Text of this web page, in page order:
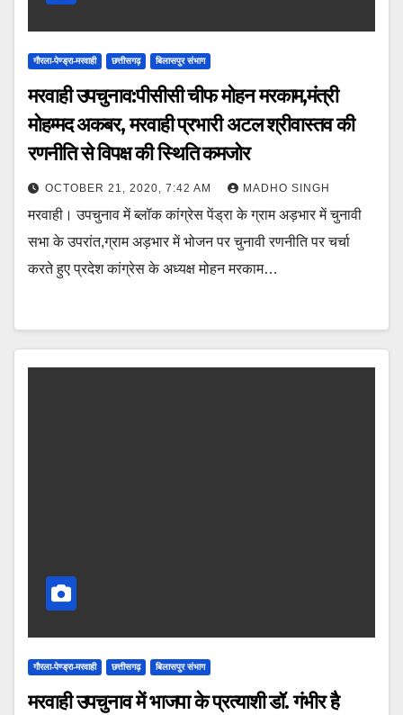
गौरला-पेण्ड्रा-मरवाही छत्तीसगढ़ बिलासपुर संभाग
मरवाही उपचुनाव:पीसीसी चीफ मोहन मरकाम,मंत्री
मोहम्मद अकबर, मरवाही प्रभारी अटल श्रीवास्तव की
रणनीति से विपक्ष की स्थिति कमजोर
OCTOBER 21, 2020, 7:42 AM MADHO SINGH
मरवाही। उपचुनाव में ब्लॉक कांग्रेस पेंड्रा के ग्राम अड़भार में चुनावी
सभा के उपरांत,ग्राम अड़भार में भोजन पर चुनावी रणनीति पर चर्चा
करते हुए प्रदेश कांग्रेस के अध्यक्ष मोहन मरकाम…
गौरला-पेण्ड्रा-मरवाही छत्तीसगढ़ बिलासपुर संभाग
मरवाही उपचुनाव में भाजपा के प्रत्याशी डॉ. गंभीर है